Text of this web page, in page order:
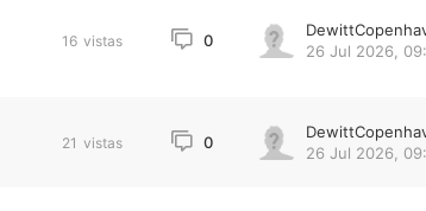
16 vistas 0
26 Jul 2026,
21 vistas 0
26 Jul 2026,